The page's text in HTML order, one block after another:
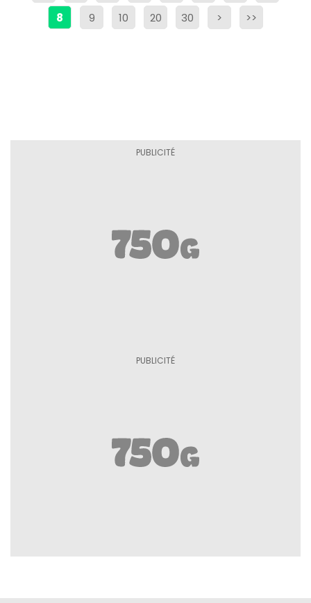
8
9 10 20 30 > >>